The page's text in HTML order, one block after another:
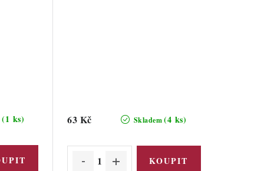
(1 ks) Skladem (4 ks)
63 Kč